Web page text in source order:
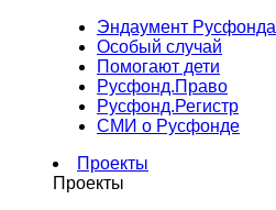
Эндаумент Русфонда
Особый случай
Помогают дети
Русфонд.Право
Русфонд.Регистр
СМИ о Русфонде
Проекты
Проекты